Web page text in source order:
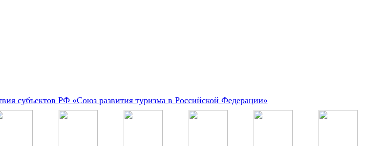
субъектов РФ «Союз развития туризма в Российской Федерации»